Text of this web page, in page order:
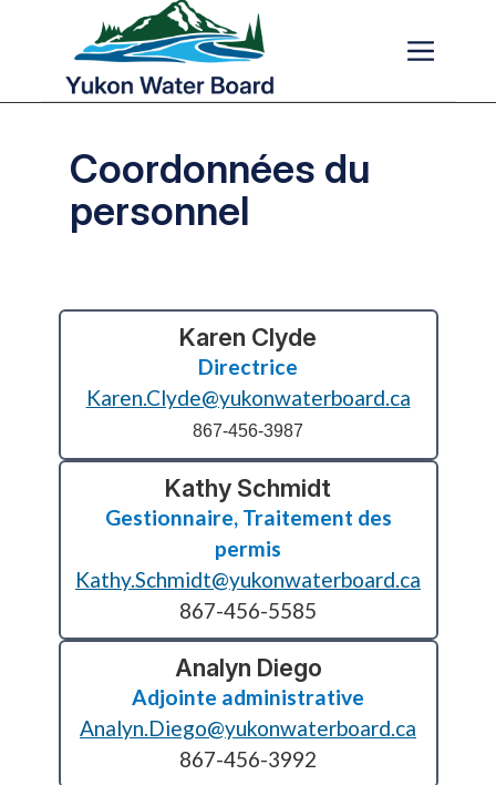
Skip to main content
Coordonnées du
personnel
Karen Clyde
Directrice
Karen.Clyde@yukonwaterboard.ca
867-456-3987
Kathy Schmidt
Gestionnaire, Traitement des
permis
Kathy.Schmidt@yukonwaterboard.ca
867-456-5585
Analyn Diego
Adjointe administrative
Analyn.Diego@yukonwaterboard.ca
867-456-3992